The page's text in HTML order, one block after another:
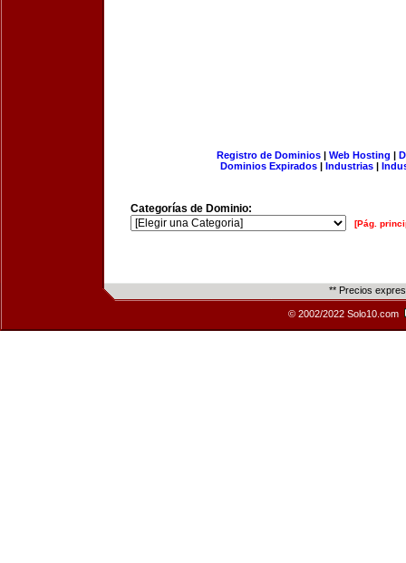
Registro de Dominios| Web Hosting |
Dominios Expirados | Industrias |
Categorías de Dominio:
[Pág.
** Precios
© 2002/2022 Solo10.com